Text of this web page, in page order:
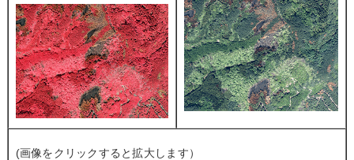
(画像をクリックすると拡大します）